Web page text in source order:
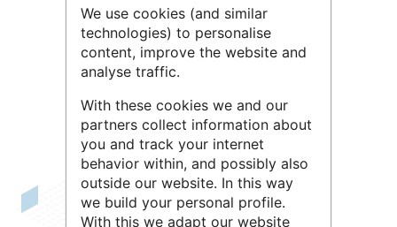
Leaflet OpenStreetMapcontributors
Institut Paoli-Calmettes (IPC)est un
We use cookies (and similar
technologies) to personalise
content, improve the website and
analyse traffic.
With these cookies we and our
partners collect information about
you and track your internet
behavior within, and possibly also
outside our website. In this way
we build your personal profile.
With this we adapt our website